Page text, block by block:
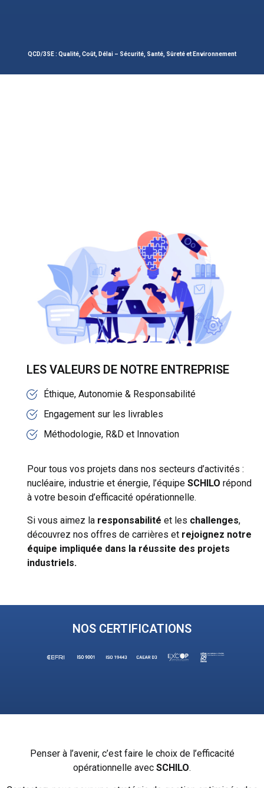
QCD/3SE : Qualité, Coût, Délai – Sécurité, Santé, Sûreté et Environnement
LES VALEURS DE NOTRE ENTREPRISE
Éthique, Autonomie & Responsabilité
Engagement sur les livrables
Méthodologie, R&D et Innovation
Pour tous vos projets dans nos secteurs d’activités :
nucléaire, industrie et énergie, l’équipe SCHILO répond
à votre besoin d’efficacité opérationnelle.
Si vous aimez la responsabilité et les challenges,
découvrez nos offres de carrières et rejoignez notre
équipe impliquée dans la réussite des projets
industriels.
NOS CERTIFICATIONS
Penser à l’avenir, c’est faire le choix de l’efficacité
opérationnelle avec SCHILO.